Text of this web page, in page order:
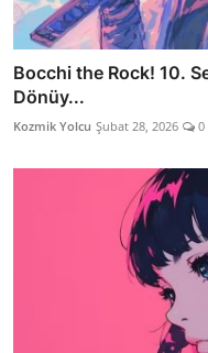
Bocchi the Rock! 10.
Dönüy...
Kozmik Yolcu Şubat 28, 2026 0